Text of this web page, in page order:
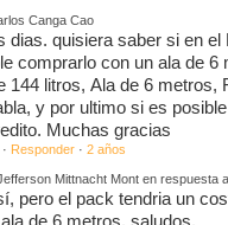
Canga Cao
dias. quisiera saber si en
comprarlo con un ala de 6
144 litros, Ala de 6 metros,
y por ultimo si es
Muchas gracias
· Responder· 2 años
Jefferson Mittnacht
mas